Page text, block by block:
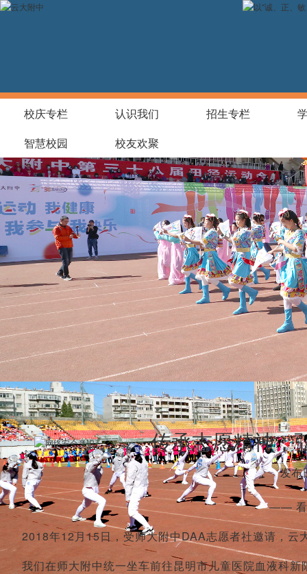
校庆专栏 认识我们 招生专栏
智慧校园
校友欢聚
传承志愿精神，
发布
—— 看
2018年12月15日，受师大附中DAA志愿者社邀请，云
我们在师大附中统一坐车前往昆明市儿童医院血液科新